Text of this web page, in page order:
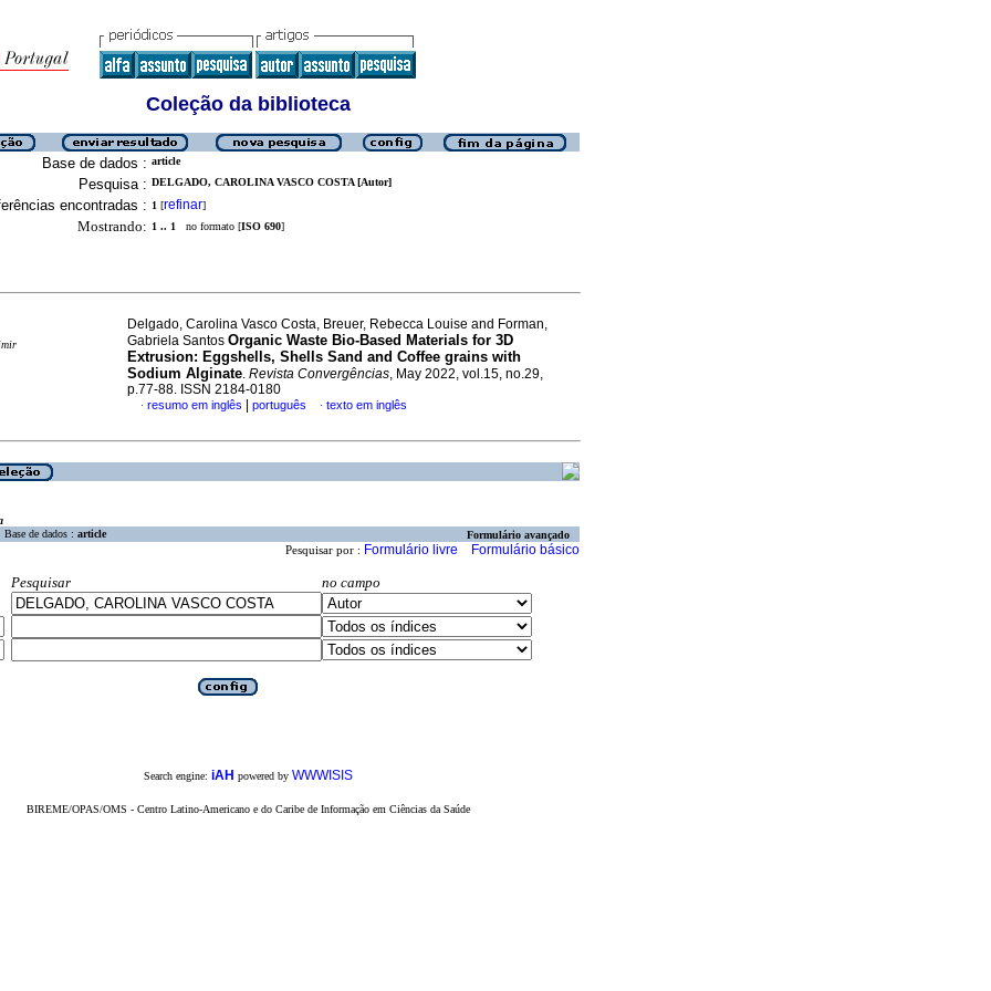
Coleção da biblioteca
Base de dados : article
Pesquisa : DELGADO, CAROLINA VASCO COSTA [Autor]
encontradas : 1 [refinar]
Mostrando: 1 .. 1 no formato [ISO 690]
Delgado, Carolina Vasco Costa, Breuer, Rebecca Louise and Forman,
Gabriela Santos Organic Waste Bio-Based Materials for 3D
Extrusion: Eggshells, Shells Sand and Coffee grains with
Sodium Alginate. Revista Convergências, May 2022, vol.15, no.29,
p.77-88. ISSN 2184-0180
· resumo em inglês português · texto em inglês
Base de dados : article Formulário avançado
Pesquisar por : Formulário livre Formulário básico
Pesquisar
no campo
Search engine: iAH powered by WWWISIS
BIREME/OPAS/OMS - Centro Latino-Americano e do Caribe de Informação em Ciências da Saúde